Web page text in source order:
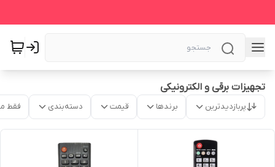
تجهیزات برقی و الکترونیکی
پربازدیدترین برندها قیمت دسته‌بندی فقط